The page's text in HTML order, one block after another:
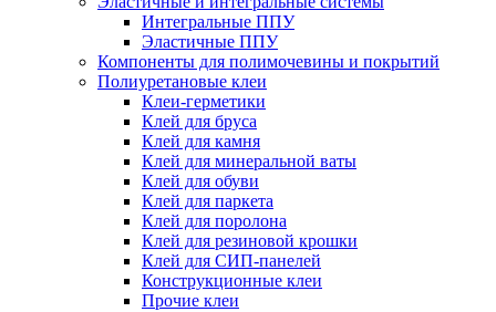
Интегральные ППУ
Эластичные ППУ
Компоненты для полимочевины и покрытий
Полиуретановые клеи
Клеи-герметики
Клей для бруса
Клей для камня
Клей для минеральной ваты
Клей для обуви
Клей для паркета
Клей для поролона
Клей для резиновой крошки
Клей для СИП-панелей
Конструкционные клеи
Прочие клеи